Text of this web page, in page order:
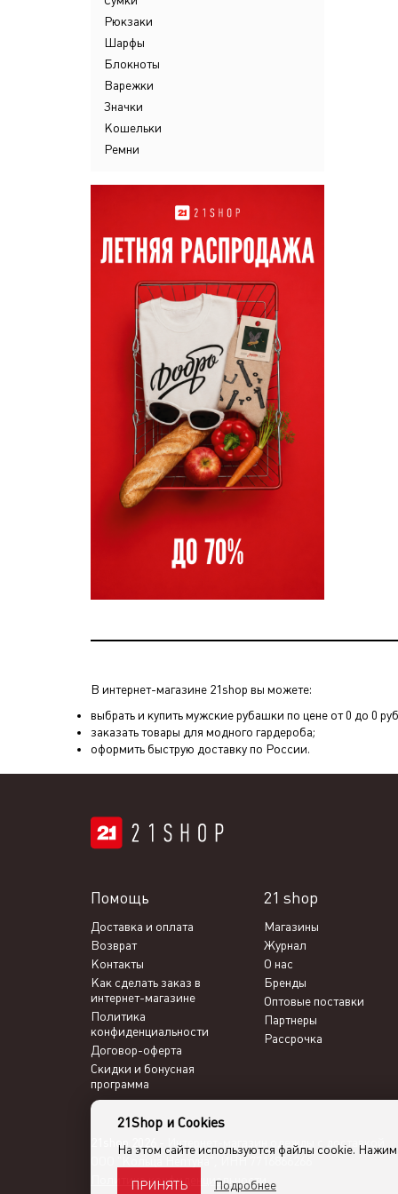
Рюкзаки
Шарфы
Блокноты
Варежки
Значки
Кошельки
Ремни
В интернет-магазине 21shop вы можете:
выбрать и купить мужские рубашки по цене от 0 до 0
заказать товары для модного гардероба;
оформить быструю доставку по России.
21 shop
Магазины
Журнал
О нас
Бренды
Оптовые поставки
Партнеры
Рассрочка
Помощь
Доставка и оплата
Возврат
Контакты
Как сделать заказ в
интернет-магазине
Политика
конфиденциальности
Договор-оферта
Скидки и бонусная
программа
21shop 2026 -
Интернет-магазин одежды с доставкой
ООО "Кольца Нептуна", ИНН 7716866266
Политика конфиденциальности
21Shop и Cookies
На этом сайте используются файлы cookie.
ПРИНЯТЬ Подробнее